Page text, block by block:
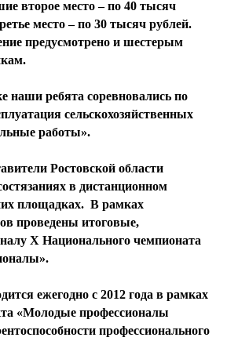
второе место – по 40 тысяч
место – по 30 тысяч рублей.
предусмотрено и шестерым
наши ребята соревновались по
сельскохозяйственных
работы».
Ростовской области
в дистанционном
площадках. В рамках
проведены итоговые,
X Национального чемпионата
ежегодно с 2012 года в рамках
«Молодые профессионалы
профессионального